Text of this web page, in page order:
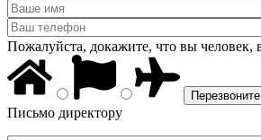
Пожалуйста, докажите, что вы человек,
Письмо директору